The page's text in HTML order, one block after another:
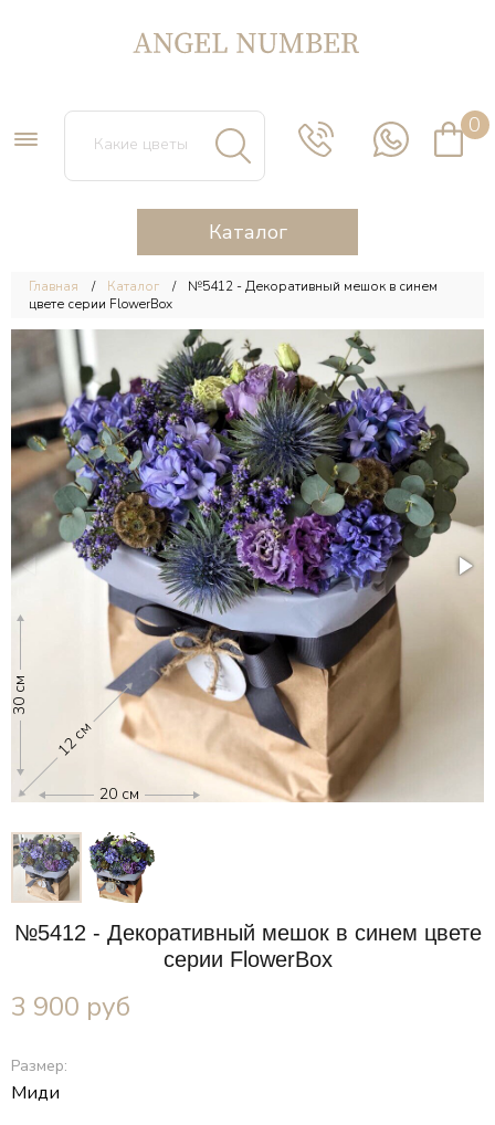
0
Каталог
Главная Каталог
№5412 - Декоративный мешок в синем
цвете серии FlowerBox
30 см
12 см
20 см
№5412 - Декоративный мешок в синем цвете
серии FlowerBox
3 900 руб
Размер:
Миди